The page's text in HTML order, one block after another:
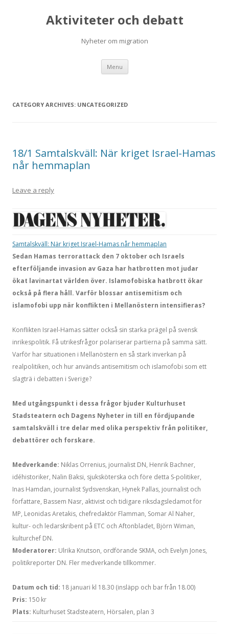
Aktiviteter och debatt
Nyheter om migration
Menu Skip
content
CATEGORY ARCHIVES: UNCATEGORIZED
18/1 Samtalskväll: När kriget Israel-Hamas
når hemmaplan
Leave a reply
Samtalskväll: När kriget Israel-Hamas når hemmaplan
Sedan Hamas terrorattack den 7 oktober och Israels
efterföljande invasion av Gaza har hatbrotten mot judar
ökat lavinartat världen över. Islamofobiska hatbrott ökar
också på flera håll. Varför blossar antisemitism och
islamofobi upp när konflikten i Mellanöstern intensifieras?
Konflikten Israel-Hamas sätter också sin starka prägel på svensk
inrikespolitik. Få utrikesfrågor polariserar partierna på samma sätt.
Varför har situationen i Mellanöstern en så stark inverkan på
realpolitiken, och hur används antisemitism och islamofobi som ett
slagträ i debatten i Sverige?
Med utgångspunkt i dessa frågor bjuder Kulturhuset
Stadsteatern och Dagens Nyheter in till en fördjupande
samtalskväll i tre delar med olika perspektiv från politiker,
debattörer och forskare.
Medverkande: Niklas Orrenius, journalist DN, Henrik Bachner,
idéhistoriker, Nalin Baksi, sjuksköterska och före detta S-politiker,
Inas Hamdan, journalist Sydsvenskan, Hynek Pallas, journalist och
författare, Bassem Nasr, aktivist och tidigare riksdagsledamot för
MP, Leonidas Aretakis, chefredaktör Flamman, Somar Al Naher,
kultur- och ledarskribent på ETC och Aftonbladet, Björn Wiman,
kulturchef DN.
Moderatorer: Ulrika Knutson, ordförande SKMA, och Evelyn Jones,
politikreporter DN. Fler medverkande tillkommer.
Datum och tid: 18 januari kl 18.30 (insläpp och bar från 18.00)
Pris: 150 kr
Plats: Kulturhuset Stadsteatern, Hörsalen, plan 3